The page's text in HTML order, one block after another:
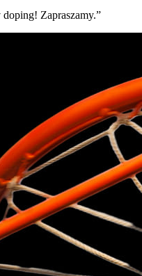
Zapraszamy.”